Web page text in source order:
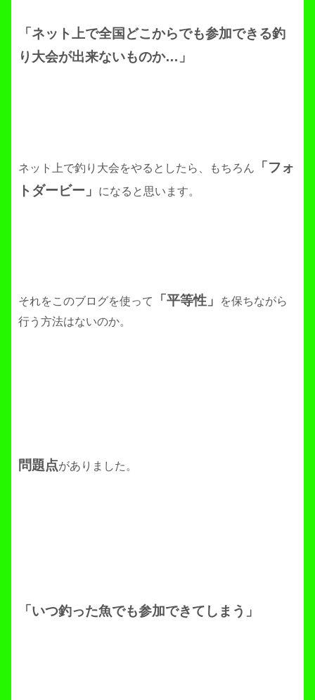
「ネット上で全国どこからでも参加できる釣
り大会が出来ないものか…」
ネット上で釣り大会をやるとしたら、もちろん
「フォ
トダービー」
になると思います。
それをこのブログを使って 「平等性」
を保ちながら
行う方法はないのか。
問題点がありました。
「いつ釣った魚でも参加できてしまう」